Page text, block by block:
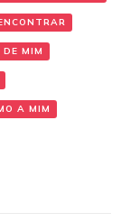
MIM
A MIM